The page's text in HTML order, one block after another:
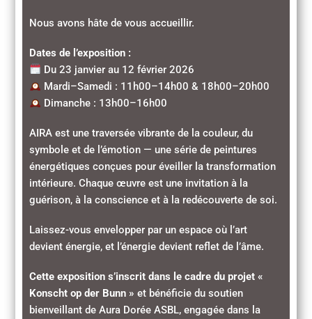
Nous avons hâte de vous accueillir.
Dates de l’exposition :
Du 23 janvier au 12 février 2026
Mardi–Samedi : 11h00–14h00 & 18h00–20h00
Dimanche : 13h00–16h00
AIRA est une traversée vibrante de la couleur, du
symbole et de l’émotion — une série de peintures
énergétiques conçues pour éveiller la transformation
intérieure. Chaque œuvre est une invitation à la
guérison, à la conscience et à la redécouverte de soi.
Laissez-vous envelopper par un espace où l’art
devient énergie, et l’énergie devient reflet de l’âme.
Cette exposition s’inscrit dans le cadre du projet «
Konscht op der Bunn » et bénéficie du soutien
bienveillant de Aura Dorée ASBL, engagée dans la